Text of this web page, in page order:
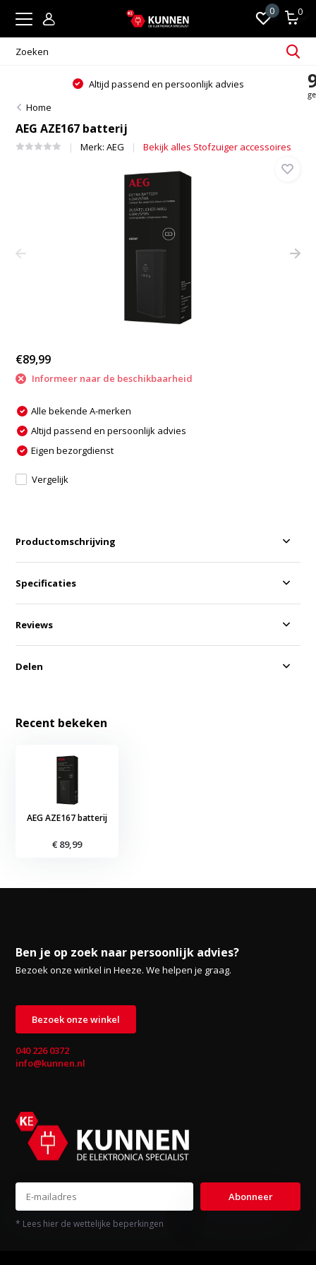
0 0
Altijd passend en persoonlijk advies
Home
AEG AZE167 batterij
Merk:AEG Bekijk alles Stofzuiger accessoires
€89,99
Informeer naar de beschikbaarheid
Alle bekende A-merken
Altijd passend en persoonlijk advies
Eigen bezorgdienst
Vergelijk
Productomschrijving
Specificaties
Reviews
Delen
Recent bekeken
AEG AZE167 batterij
€ 89,99
Ben je op zoek naar persoonlijk advies?
Bezoek onze winkel in Heeze. We helpen je graag.
Bezoek onze winkel
040 226 0372
info@kunnen.nl
Abonneer
* Lees hier de wettelijke beperkingen